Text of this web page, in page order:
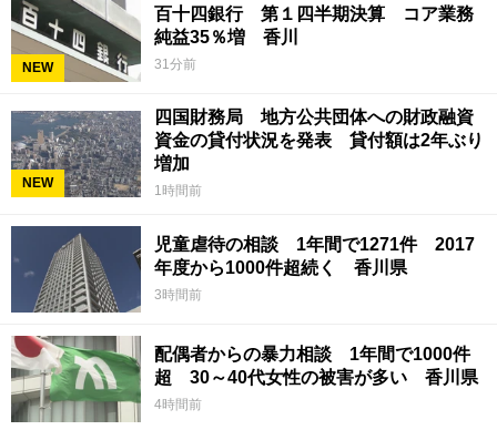
NEW
百十四銀行 第１四半期決算 コア業務
純益35％増 香川
31分前
NEW
四国財務局 地方公共団体への財政融資
資金の貸付状況を発表 貸付額は2年ぶり
増加
1時間前
児童虐待の相談 1年間で1271件 2017
年度から1000件超続く 香川県
3時間前
配偶者からの暴力相談 1年間で1000件
超 30～40代女性の被害が多い 香川県
4時間前